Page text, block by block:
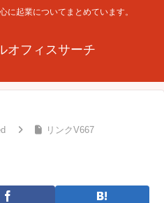
に起業についてまとめています。
オフィスサーチ
リンクV667